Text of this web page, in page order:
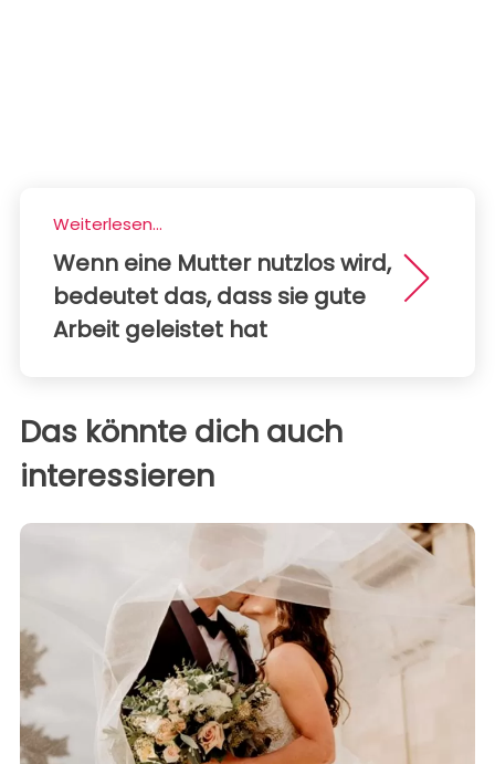
Weiterlesen...
Wenn eine Mutter nutzlos wird,
bedeutet das, dass sie gute
Arbeit geleistet hat
Das könnte dich auch
interessieren